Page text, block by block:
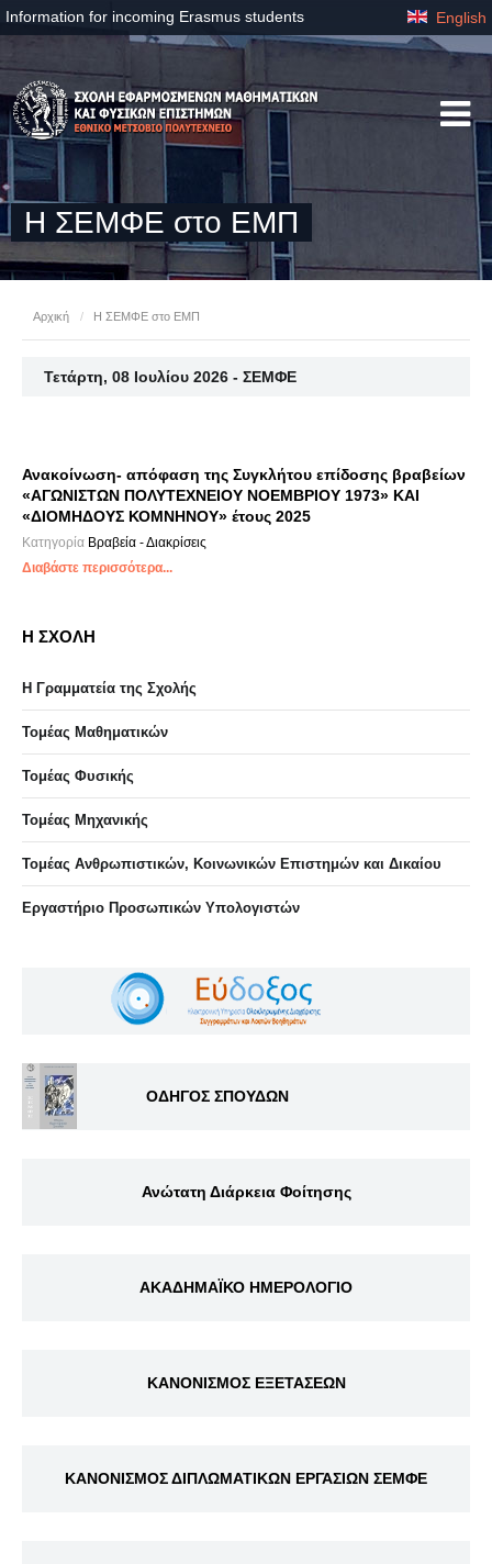
Information for incoming Erasmus students English
Η ΣΕΜΦΕ στο ΕΜΠ
Αρχική / Η ΣΕΜΦΕ στο ΕΜΠ
Τετάρτη, 08 Ιουλίου 2026 - ΣΕΜΦΕ
Ανακοίνωση- απόφαση της Συγκλήτου επίδοσης βραβείων
«ΑΓΩΝΙΣΤΩΝ ΠΟΛΥΤΕΧΝΕΙΟΥ ΝΟΕΜΒΡΙΟΥ 1973» ΚΑΙ
«ΔΙΟΜΗΔΟΥΣ ΚΟΜΝΗΝΟΥ» έτους 2025
Κατηγορία Βραβεία - Διακρίσεις
Διαβάστε περισσότερα...
Η ΣΧΟΛΗ
Η Γραμματεία της Σχολής
Τομέας Μαθηματικών
Τομέας Φυσικής
Τομέας Μηχανικής
Τομέας Ανθρωπιστικών, Κοινωνικών Επιστημών και Δικαίου
Eργαστήριo Προσωπικών Υπολογιστών
ΟΔΗΓΟΣ ΣΠΟΥΔΩΝ
Ανώτατη Διάρκεια Φοίτησης
ΑΚΑΔΗΜΑΪΚΟ ΗΜΕΡΟΛΟΓΙΟ
ΚΑΝΟΝΙΣΜΟΣ ΕΞΕΤΑΣΕΩΝ
ΚΑΝΟΝΙΣΜΟΣ ΔΙΠΛΩΜΑΤΙΚΩΝ ΕΡΓΑΣΙΩΝ ΣΕΜΦΕ